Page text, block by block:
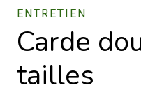
ENTRETIEN
Carde
tailles